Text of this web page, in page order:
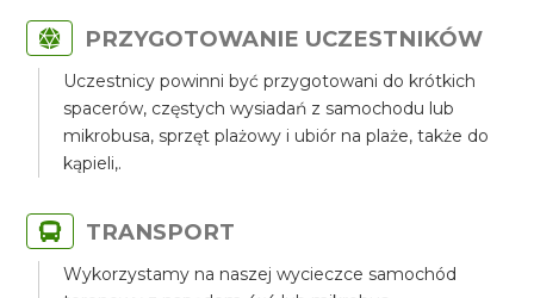
PRZYGOTOWANIE UCZESTNIKÓW
Uczestnicy powinni być przygotowani do krótkich
spacerów, częstych wysiadań z samochodu lub
mikrobusa, sprzęt plażowy i ubiór na plaże, także do
kąpieli,.
TRANSPORT
Wykorzystamy na naszej wycieczce samochód